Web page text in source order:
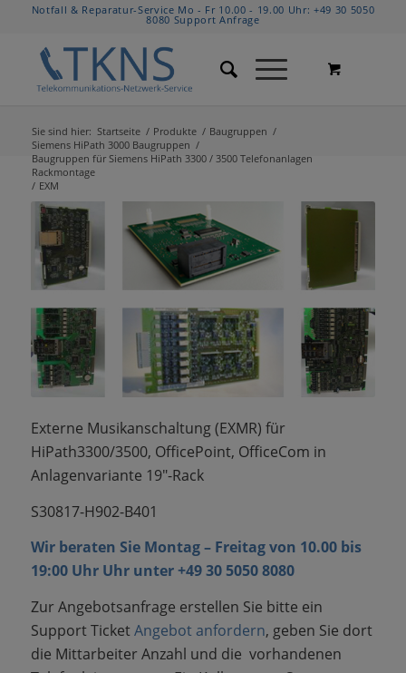
Notfall & Reparatur-Service Mo - Fr 10.00 - 19.00 Uhr:+49 30 5050
8080 Support Anfrage
Sie sind hier: Startseite / Produkte / Baugruppen /
Siemens HiPath 3000 Baugruppen /
Baugruppen für Siemens HiPath 3300 / 3500 Telefonanlagen
Rackmontage
/ EXM
Externe Musikanschaltung (EXMR) für
HiPath3300/3500, OfficePoint, OfficeCom in
Anlagenvariante 19″-Rack
S30817-H902-B401
Wir beraten Sie Montag – Freitag von 10.00 bis
19:00 Uhr Uhr unter+49 30 5050 8080
Zur Angebotsanfrage erstellen Sie bitte ein
Support TicketAngebot anfordern, geben Sie dort
die Mittarbeiter Anzahl und die vorhandenen